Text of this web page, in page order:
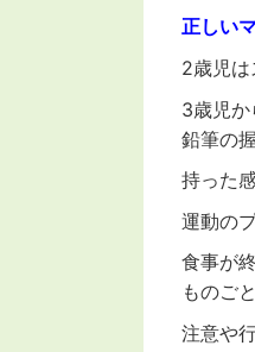
正しい
2歳児は
3歳児か
鉛筆の
持った
運動の
食事が
ものご
注意や